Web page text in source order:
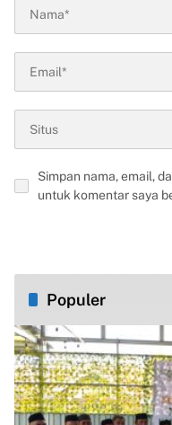
Simpan nama, email,
untuk komentar saya
Populer